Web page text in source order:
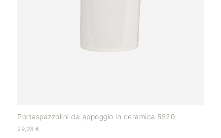
Portaspazzolini da appoggio in ceramica 5520
29,28 €